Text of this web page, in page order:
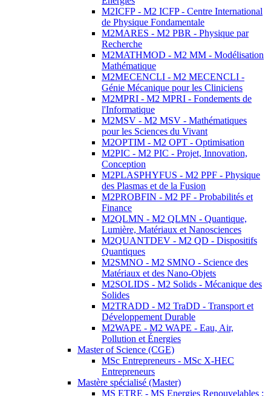
M2ICFP - M2 ICFP - Centre International
de Physique Fondamentale
M2MARES - M2 PBR - Physique par
Recherche
M2MATHMOD - M2 MM - Modélisation
Mathématique
M2MECENCLI - M2 MECENCLI -
Génie Mécanique pour les Cliniciens
M2MPRI - M2 MPRI - Fondements de
l'Informatique
M2MSV - M2 MSV - Mathématiques
pour les Sciences du Vivant
M2OPTIM - M2 OPT - Optimisation
M2PIC - M2 PIC - Projet, Innovation,
Conception
M2PLASPHYFUS - M2 PPF - Physique
des Plasmas et de la Fusion
M2PROBFIN - M2 PF - Probabilités et
Finance
M2QLMN - M2 QLMN - Quantique,
Lumière, Matériaux et Nanosciences
M2QUANTDEV - M2 QD - Dispositifs
Quantiques
M2SMNO - M2 SMNO - Science des
Matériaux et des Nano-Objets
M2SOLIDS - M2 Solids - Mécanique des
Solides
M2TRADD - M2 TraDD - Transport et
Développement Durable
M2WAPE - M2 WAPE - Eau, Air,
Pollution et Énergies
Master of Science (CGE)
MSc Entrepreneurs - MSc X-HEC
Entrepreneurs
Mastère spécialisé (Master)
MS ETRE - MS Energies Renouvelables :